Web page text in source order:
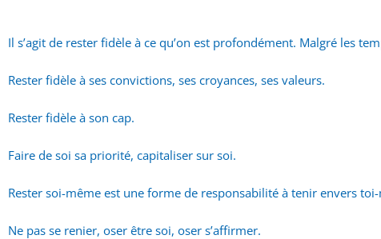
Il s’agit de rester fidèle à ce qu’on est profondément. Malgré les
Rester fidèle à ses convictions, ses croyances, ses valeurs.
Rester fidèle à son cap.
Faire de soi sa priorité, capitaliser sur soi.
Rester soi-même est une forme de responsabilité à tenir envers
Ne pas se renier, oser être soi, oser s’affirmer.